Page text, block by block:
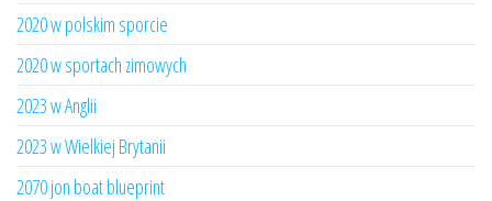
2020 w polskim sporcie
2020 w sportach zimowych
2023 w Anglii
2023 w Wielkiej Brytanii
2070 jon boat blueprint